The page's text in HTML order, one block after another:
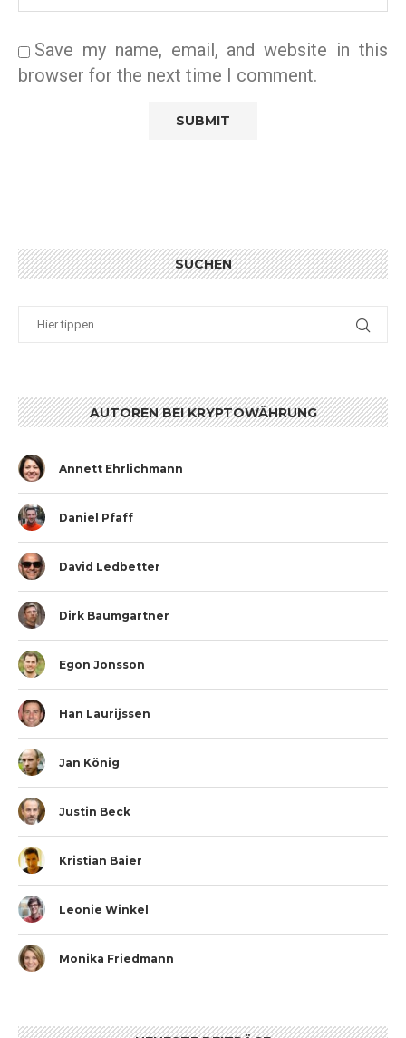
Save my name, email, and website in this
browser for the next time I comment.
SUCHEN
AUTOREN BEI KRYPTOWÄHRUNG
Annett Ehrlichmann
Daniel Pfaff
David Ledbetter
Dirk Baumgartner
Egon Jonsson
Han Laurijssen
Jan König
Justin Beck
Kristian Baier
Leonie Winkel
Monika Friedmann